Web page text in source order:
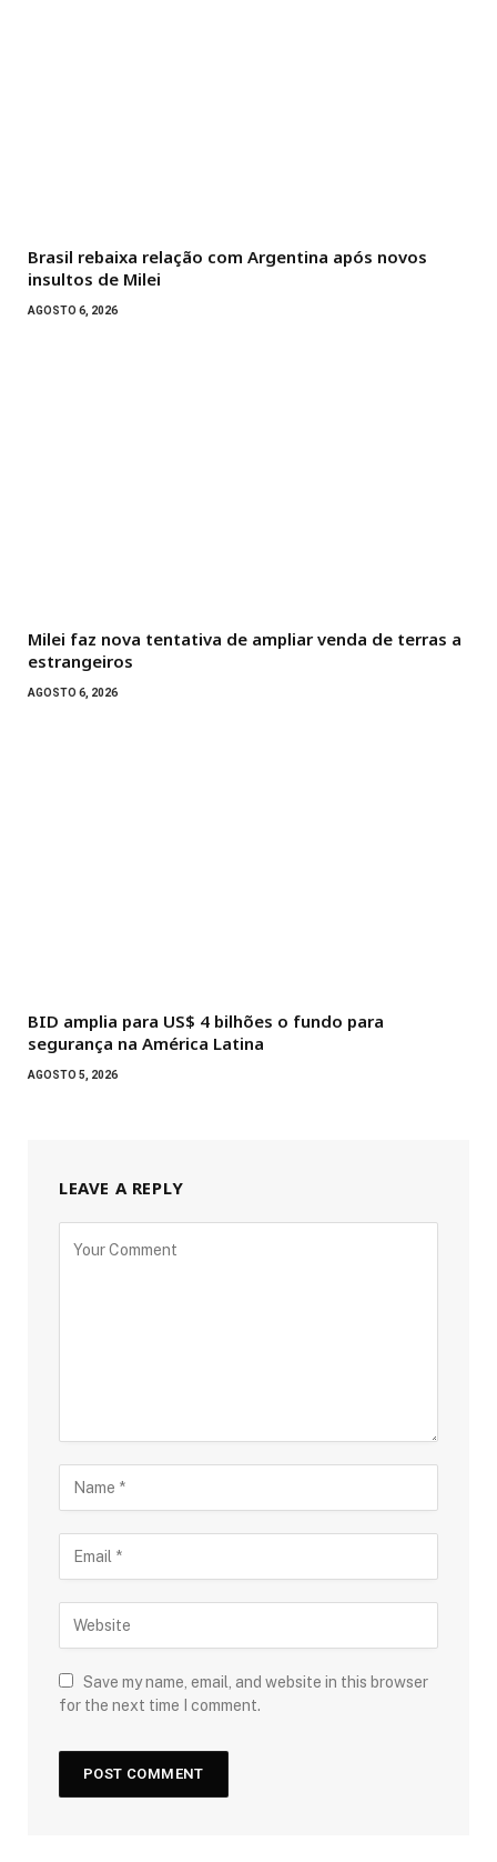
Brasil rebaixa relação com Argentina após novos
insultos de Milei
AGOSTO 6, 2026
Milei faz nova tentativa de ampliar venda de terras a
estrangeiros
AGOSTO 6, 2026
BID amplia para US$ 4 bilhões o fundo para
segurança na América Latina
AGOSTO 5, 2026
LEAVE A REPLY
Save my name, email, and website in this browser
for the next time I comment.